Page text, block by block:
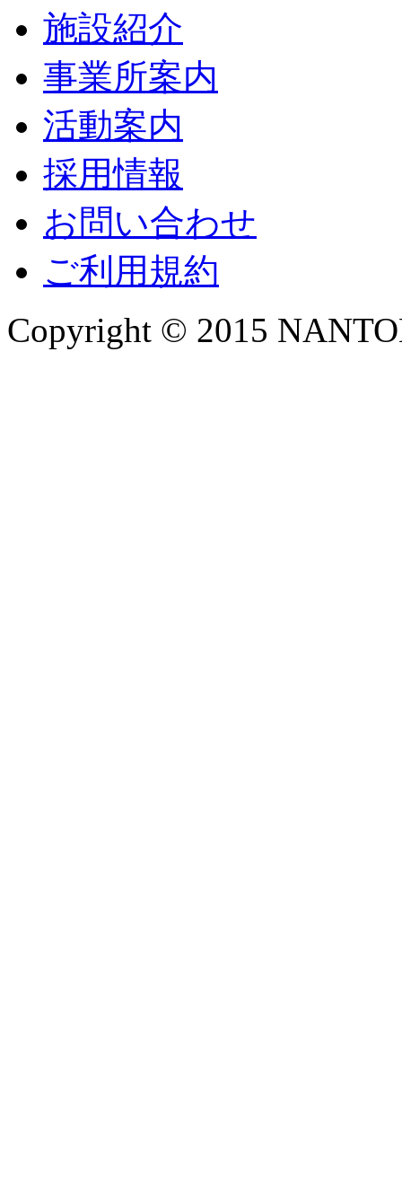
施設紹介
事業所案内
活動案内
採用情報
お問い合わせ
ご利用規約
Copyright © 2015